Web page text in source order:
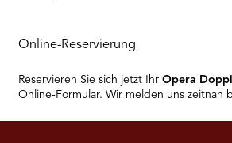
Online-Reservierung
Reservieren Sie sich jetzt IhrOpera
Online-Formular. Wir melden uns zeitnah